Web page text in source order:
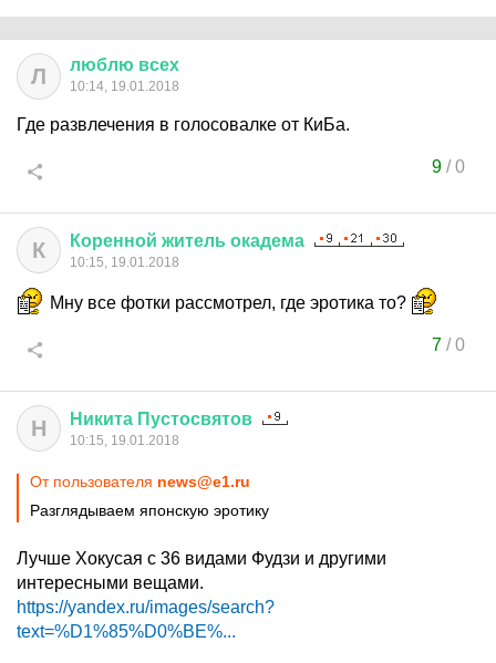
Л люблю всех
10:14, 19.01.2018
Где развлечения в голосовалке от КиБа.
9/0
К Коренной житель окадема
10:15, 19.01.2018
Мну все фотки рассмотрел, где эротика то?
7/0
Н Никита Пустосвятов
10:15, 19.01.2018
От пользователя news@e1.ru
Разглядываем японскую эротику
Лучше Хокусая с 36 видами Фудзи и другими
интересными вещами.
https://yandex.ru/images/search?
text=%D1%85%D0%BE%...